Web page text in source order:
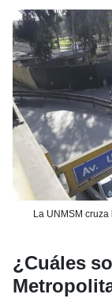
La UNMSM
¿Cuáles